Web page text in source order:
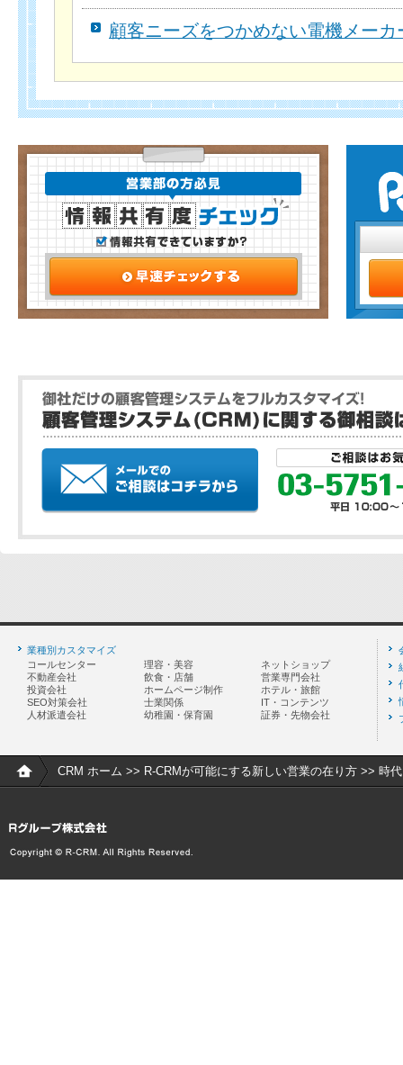
顧客ニーズをつかめない電機メーカ
業種別カスタマイズ
コールセンター
不動産会社
投資会社
SEO対策会社
人材派遣会社
理容・美容
飲食・店舗
ホームページ制作
士業関係
幼稚園・保育園
ネットショップ
営業専門会社
ホテル・旅館
IT・コンテンツ
証券・先物会社
CRM ホーム >> R-CRMが可能にする新しい営業の在り方 >> 時